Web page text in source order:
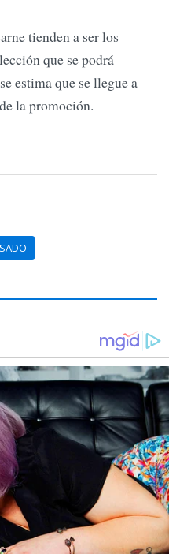
tienden a ser los
que se podrá
estima que se llegue a
la promoción.